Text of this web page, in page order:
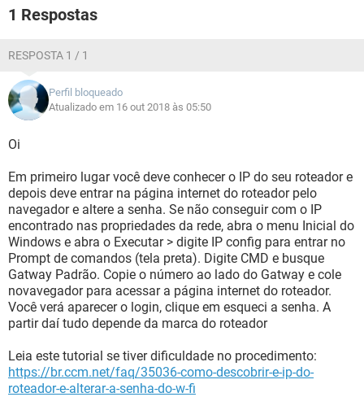
1 Respostas
RESPOSTA 1 / 1
Perfil bloqueado
Atualizado em 16 out 2018 às 05:50
Oi
Em primeiro lugar você deve conhecer o IP do seu roteador e
depois deve entrar na página internet do roteador pelo
navegador e altere a senha. Se não conseguir com o IP
encontrado nas propriedades da rede, abra o menu Inicial do
Windows e abra o Executar > digite IP config para entrar no
Prompt de comandos (tela preta). Digite CMD e busque
Gatway Padrão. Copie o número ao lado do Gatway e cole
novavegador para acessar a página internet do roteador.
Você verá aparecer o login, clique em esqueci a senha. A
partir daí tudo depende da marca do roteador
Leia este tutorial se tiver dificuldade no procedimento:
https://br.ccm.net/faq/35036-como-descobrir-e-ip-do-
roteador-e-alterar-a-senha-do-w-fi